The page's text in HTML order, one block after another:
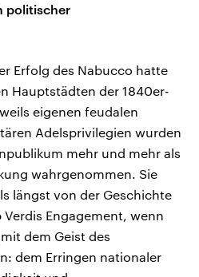
politischer
Erfolg des Nabucco hatte
Hauptstädten der 1840er-
eigenen feudalen
Adelsprivilegien wurden
mehr und mehr als
wahrgenommen. Sie
längst von der Geschichte
Engagement, wenn
dem Geist des
dem Erringen nationaler